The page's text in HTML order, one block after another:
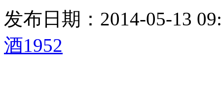
发布日期：2014-05-13
酒1952